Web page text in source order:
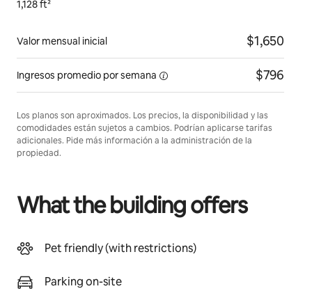
1,128 ft²
Valor mensual inicial $1,650
Ingresos promedio por semana $796
Los planos son aproximados. Los precios, la disponibilidad y las
comodidades están sujetos a cambios. Podrían aplicarse tarifas
adicionales. Pide más información a la administración de la
propiedad.
What the building offers
Pet friendly (with restrictions)
Parking on-site